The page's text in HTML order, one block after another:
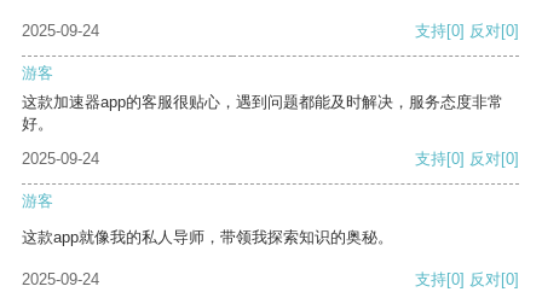
2025-09-24 支持[0] 反对[0]
游客
这款加速器app的客服很贴心，遇到问题都能及时解决，服务态度非常
好。
2025-09-24
支持[0] 反对[0]
游客
这款app就像我的私人导师，带领我探索知识的奥秘。
2025-09-24 支持[0] 反对[0]